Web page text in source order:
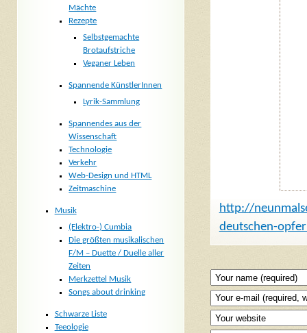
http://
deutschen-
Mächte
Rezepte
Selbstgemachte
Brotaufstriche
Veganer Leben
Spannende KünstlerInnen
Lyrik-Sammlung
Spannendes aus der
Wissenschaft
Technologie
Verkehr
Web-Design und HTML
Zeitmaschine
Musik
(Elektro-) Cumbia
Die größten musikalischen
F/M – Duette / Duelle aller
Zeiten
Merkzettel Musik
Songs about drinking
Schwarze Liste
Teeologie